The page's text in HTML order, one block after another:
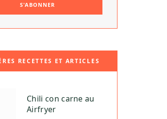
RECETTES ET ARTICLES
Chili con carne au
Airfryer